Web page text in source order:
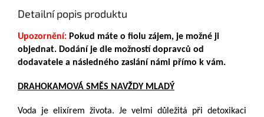
Detailní popis produktu
Upozornění: Pokud máte o fiolu zájem, je možné ji
objednat. Dodání je dle možností dopravců od
dodavatele a následného zaslání námi přímo k vám.
DRAHOKAMOVÁ SMĚS NAVŽDY MLADÝ
Voda je elixírem života. Je velmi důležitá při detoxikaci